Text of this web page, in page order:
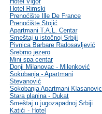
Hotel Rimski
Prenoćište Ille De France
Prenoćište Stojić
Apartmani T.A.L. Centar
Smeštaj u istočnoj Srbiji
Pivnica Barbare Radosavljević
Srebrno jezero
Mini spa centar
Donji Milanovac - Milenković
Sokobanja - Apartmani
Stevanović
Sokobanja Apartmani Klasanovic
Stara planina - Dukat
Smeštaj u jugozapadnoj Srbiji
Katići - Hotel